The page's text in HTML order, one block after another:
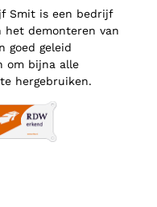
Smit is een bedrijf
het demonteren van
goed geleid
om bijna alle
hergebruiken.